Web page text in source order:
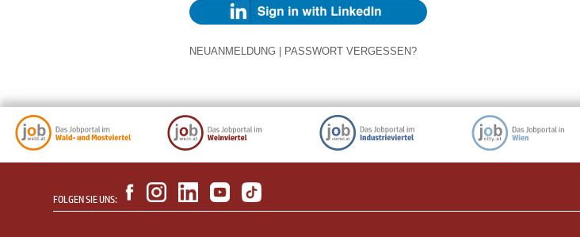
NEUANMELDUNG PASSWORT VERGESSEN?
FOLGEN SIE UNS: